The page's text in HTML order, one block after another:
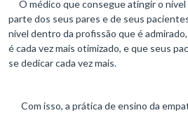
O médico que consegue atingir o nível
parte dos seus pares e de seus
nível dentro da profissão que é
é cada vez mais otimizado, e que seus
se dedicar cada vez mais.
Com isso, a prática de ensino da